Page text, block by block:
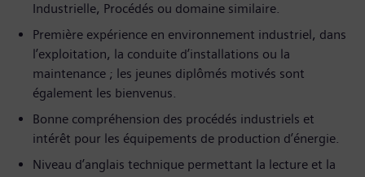
Industrielle, Procédés ou domaine similaire.
Première expérience en environnement industriel, dans
l’exploitation, la conduite d’installations ou la
maintenance ; les jeunes diplômés motivés sont
également les bienvenus.
Bonne compréhension des procédés industriels et
intérêt pour les équipements de production d’énergie.
Niveau d’anglais technique permettant la lecture et la